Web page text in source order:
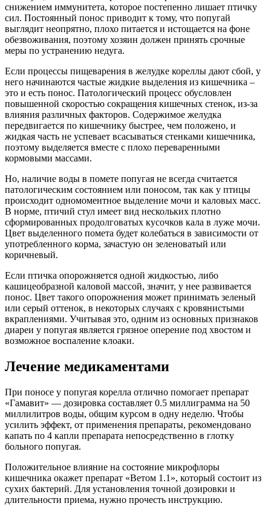
снижением иммунитета, которое постепенно лишает птичку
сил. Постоянный понос приводит к тому, что попугай
выглядит неопрятно, плохо питается и истощается на фоне
обезвоживания, поэтому хозяин должен принять срочные
меры по устранению недуга.
Если процессы пищеварения в желудке кореллы дают сбой, у
него начинаются частые жидкие выделения из кишечника –
это и есть понос. Патологический процесс обусловлен
повышенной скоростью сокращения кишечных стенок, из-за
влияния различных факторов. Содержимое желудка
передвигается по кишечнику быстрее, чем положено, и
жидкая часть не успевает всасываться стенками кишечника,
поэтому выделяется вместе с плохо переваренными
кормовыми массами.
Но, наличие воды в помете попугая не всегда считается
патологическим состоянием или поносом, так как у птицы
происходит одномоментное выделение мочи и каловых масс.
В норме, птичий стул имеет вид нескольких плотно
сформированных продолговатых кусочков кала в луже мочи.
Цвет выделенного помета будет колебаться в зависимости от
употребленного корма, зачастую он зеленоватый или
коричневый.
Если птичка опорожняется одной жидкостью, либо
кашицеобразной каловой массой, значит, у нее развивается
понос. Цвет такого опорожнения может принимать зеленый
или серый оттенок, в некоторых случаях с кровянистыми
вкраплениями. Учитывая это, одним из основных признаков
диареи у попугая является грязное оперение под хвостом и
возможное воспаление клоаки.
Лечение медикаментами
При поносе у попугая корелла отлично помогает препарат
«Гамавит» — дозировка составляет 0.5 миллиграмма на 50
миллилитров воды, общим курсом в одну неделю. Чтобы
усилить эффект, от применения препараты, рекомендовано
капать по 4 капли препарата непосредственно в глотку
больного попугая.
Положительное влияние на состояние микрофлоры
кишечника окажет препарат «Ветом 1.1», который состоит из
сухих бактерий. Для установления точной дозировки и
длительности приема, нужно прочесть инструкцию.